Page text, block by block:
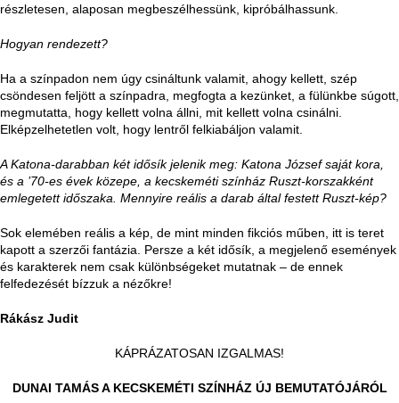
részletesen, alaposan megbeszélhessünk, kipróbálhassunk.
Hogyan rendezett?
Ha a színpadon nem úgy csináltunk valamit, ahogy kellett, szép
csöndesen feljött a színpadra, megfogta a kezünket, a fülünkbe súgott,
megmutatta, hogy kellett volna állni, mit kellett volna csinálni.
Elképzelhetetlen volt, hogy lentről felkiabáljon valamit.
A Katona-darabban két idősík jelenik meg: Katona József saját kora,
és a ’70-es évek közepe, a kecskeméti színház Ruszt-korszakként
emlegetett időszaka. Mennyire reális a darab által festett Ruszt-kép?
Sok elemében reális a kép, de mint minden fikciós műben, itt is teret
kapott a szerzői fantázia. Persze a két idősík, a megjelenő események
és karakterek nem csak különbségeket mutatnak – de ennek
felfedezését bízzuk a nézőkre!
Rákász Judit
KÁPRÁZATOSAN IZGALMAS!
DUNAI TAMÁS A KECSKEMÉTI SZÍNHÁZ ÚJ BEMUTATÓJÁRÓL